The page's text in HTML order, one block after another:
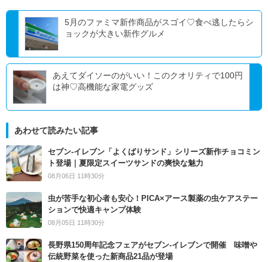
5月のファミマ新作商品がスゴイ♡食べ逃したらシ
ョックが大きい新作グルメ
あえてダイソーのがいい！このクオリティで100円
は神♡高機能な家電グッズ
あわせて読みたい記事
セブン‐イレブン「よくばりサンド」シリーズ新作チョコミン
ト登場｜夏限定スイーツサンドの爽快な魅力
08月06日 11時30分
虫が苦手な初心者も安心！PICA×アース製薬の虫ケアステー
ションで快適キャンプ体験
08月05日 11時30分
長野県150周年記念フェアがセブン-イレブンで開催 味噌や
伝統野菜を使った新商品21品が登場